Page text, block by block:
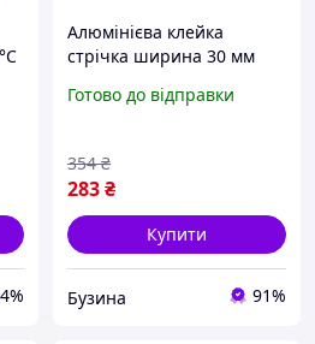
Алюмінієва клейка
стрічка ширина 30 мм
монтажу вентиляції та
Готово до відправки
283₴
354 ₴
Купити
Бузина 91%